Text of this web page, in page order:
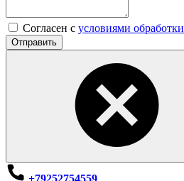
Согласен с условиями обработки
Отправить
+79252754559